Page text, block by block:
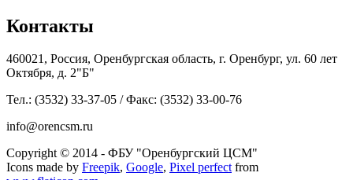
Контакты
460021, Россия, Оренбургская область, г. Оренбург, ул. 60 лет
Октября, д. 2"Б"
Тел.: (3532) 33-37-05 / Факс: (3532) 33-00-76
info@orencsm.ru
Copyright © 2014 - ФБУ "Оренбургский ЦСМ"
Icons made by Freepik, Google, Pixel perfectfrom